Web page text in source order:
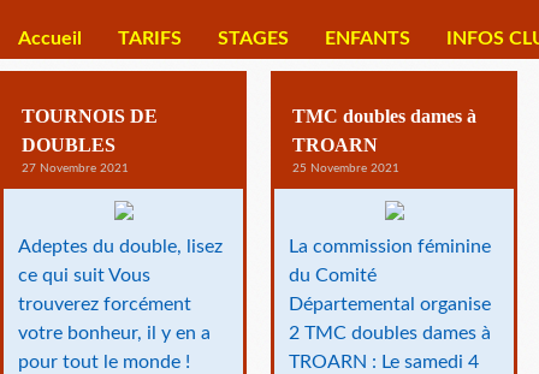
Accueil TARIFS STAGES ENFANTS INFOS
TOURNOIS DE
DOUBLES
27 Novembre 2021
Adeptes du double, lisez
ce qui suit Vous
trouverez forcément
votre bonheur, il y en a
pour tout le monde !
TMC doubles dames à
TROARN
25 Novembre 2021
La commission féminine
du Comité
Départemental organise
2 TMC doubles dames à
TROARN : Le samedi 4